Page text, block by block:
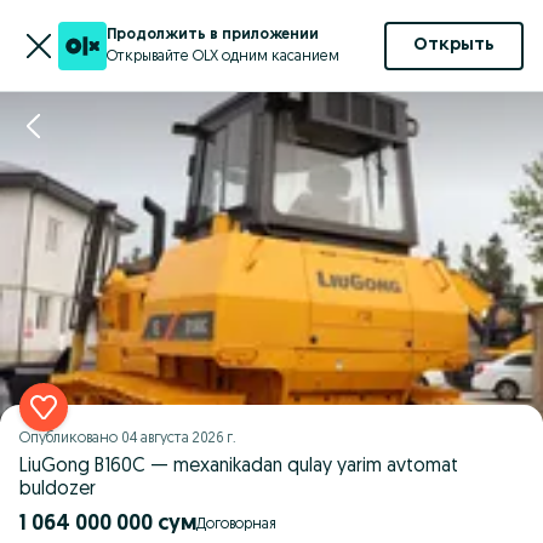
Продолжить в приложении
Открывайте OLX одним касанием
Открыть
Опубликовано 04 августа 2026 г.
LiuGong B160C — mexanikadan qulay yarim avtomat
buldozer
1 064 000 000 сум Договорная